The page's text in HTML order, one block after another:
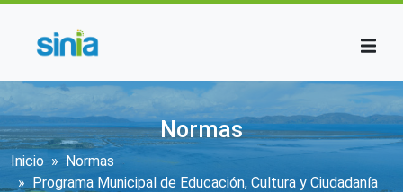
Normas
Sobrescribir enlaces de ayuda a la
Inicio
Normas
Programa Municipal de Educación, Cultura y Ciudadanía